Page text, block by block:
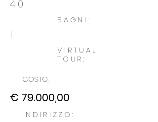
40
BAGNI:
1
VIRTUAL
TOUR:
COSTO:
€ 79.000,00
INDIRIZZO: